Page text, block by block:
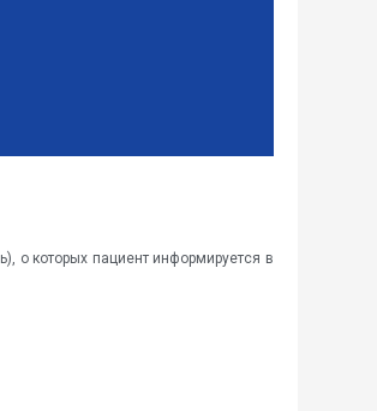
о которых пациент информируется в